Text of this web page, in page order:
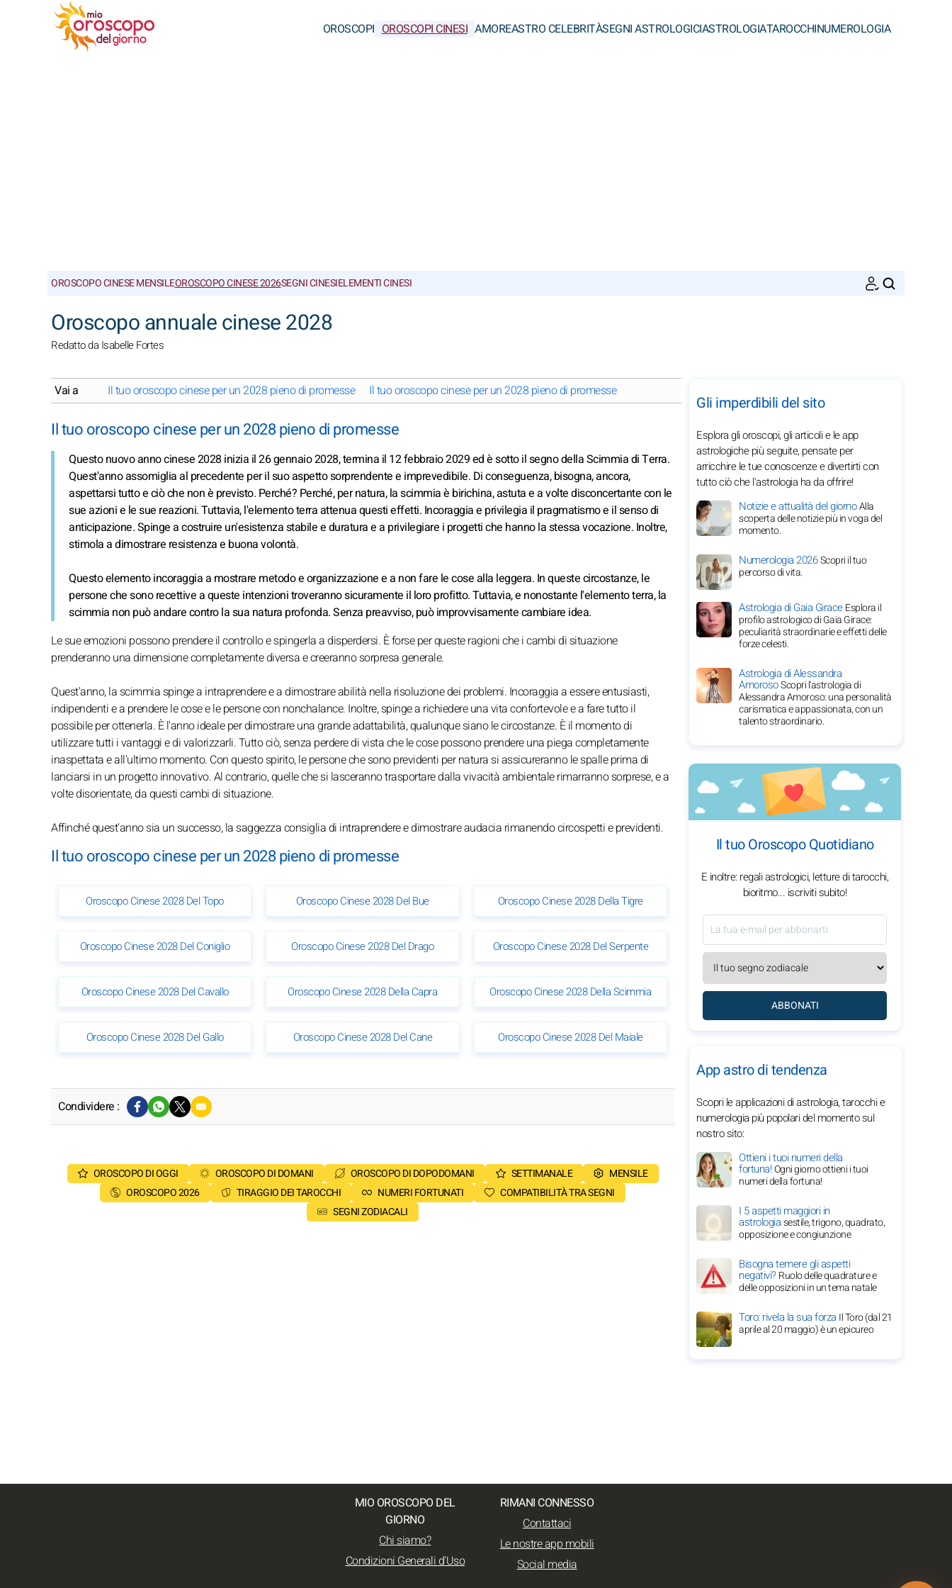
OROSCOPI OROSCOPI CINESI AMOREASTRO CELEBRITÀSEGNI ASTROLOGICIASTROLOGIATAROCCHINUMEROLOGIA
OROSCOPO CINESE MENSILEOROSCOPO CINESE 2026SEGNI CINESIELEMENTI CINESI
Oroscopo annuale cinese 2028
Redatto da Isabelle Fortes
Vai a Il tuo oroscopo cinese per un 2028 pieno di promesse Il tuo oroscopo cinese per un 2028 pieno di promesse
Il tuo oroscopo cinese per un 2028 pieno di promesse
Questo nuovo anno cinese 2028 inizia il 26 gennaio 2028, termina il 12 febbraio 2029 ed è sotto il segno della Scimmia di Terra.
Quest'anno assomiglia al precedente per il suo aspetto sorprendente e imprevedibile. Di conseguenza, bisogna, ancora,
aspettarsi tutto e ciò che non è previsto. Perché? Perché, per natura, la scimmia è birichina, astuta e a volte disconcertante con le
sue azioni e le sue reazioni. Tuttavia, l'elemento terra attenua questi effetti. Incoraggia e privilegia il pragmatismo e il senso di
anticipazione. Spinge a costruire un'esistenza stabile e duratura e a privilegiare i progetti che hanno la stessa vocazione. Inoltre,
stimola a dimostrare resistenza e buona volontà.
Questo elemento incoraggia a mostrare metodo e organizzazione e a non fare le cose alla leggera. In queste circostanze, le
persone che sono recettive a queste intenzioni troveranno sicuramente il loro profitto. Tuttavia, e nonostante l'elemento terra, la
scimmia non può andare contro la sua natura profonda. Senza preavviso, può improvvisamente cambiare idea.
Le sue emozioni possono prendere il controllo e spingerla a disperdersi. È forse per queste ragioni che i cambi di situazione
prenderanno una dimensione completamente diversa e creeranno sorpresa generale.
Quest'anno, la scimmia spinge a intraprendere e a dimostrare abilità nella risoluzione dei problemi. Incoraggia a essere entusiasti,
indipendenti e a prendere le cose e le persone con nonchalance. Inoltre, spinge a richiedere una vita confortevole e a fare tutto il
possibile per ottenerla. È l'anno ideale per dimostrare una grande adattabilità, qualunque siano le circostanze. È il momento di
utilizzare tutti i vantaggi e di valorizzarli. Tutto ciò, senza perdere di vista che le cose possono prendere una piega completamente
inaspettata e all'ultimo momento. Con questo spirito, le persone che sono previdenti per natura si assicureranno le spalle prima di
lanciarsi in un progetto innovativo. Al contrario, quelle che si lasceranno trasportare dalla vivacità ambientale rimarranno sorprese, e a
volte disorientate, da questi cambi di situazione.
Affinché quest'anno sia un successo, la saggezza consiglia di intraprendere e dimostrare audacia rimanendo circospetti e previdenti.
Il tuo oroscopo cinese per un 2028 pieno di promesse
Oroscopo Cinese 2028 Del Topo Oroscopo Cinese 2028 Del Bue Oroscopo Cinese 2028 Della Tigre
Oroscopo Cinese 2028 Del Coniglio Oroscopo Cinese 2028 Del Drago Oroscopo Cinese 2028 Del Serpente
Oroscopo Cinese 2028 Del Cavallo Oroscopo Cinese 2028 Della Capra Oroscopo Cinese 2028 Della Scimmia
Oroscopo Cinese 2028 Del Gallo Oroscopo Cinese 2028 Del Cane Oroscopo Cinese 2028 Del Maiale
Condividere :
OROSCOPO DI OGGI OROSCOPO DI DOMANI OROSCOPO DI DOPODOMANI SETTIMANALE
MENSILE
OROSCOPO 2026
TIRAGGIO DEI TAROCCHI NUMERI FORTUNATI
COMPATIBILITÀ TRA SEGNI
SEGNI ZODIACALI
Gli imperdibili del sito
Esplora gli oroscopi, gli articoli e le app
astrologiche più seguite, pensate per
arricchire le tue conoscenze e divertirti con
tutto ciò che l'astrologia ha da offrire!
Notizie e attualità del giornoAlla
scoperta delle notizie più in voga del
momento.
Numerologia 2026Scopri il tuo
percorso di vita.
Astrologia di Gaia GiraceEsplora il
profilo astrologico di Gaia Girace:
peculiarità straordinarie e effetti delle
forze celesti.
Astrologia di Alessandra
AmorosoScopri l'astrologia di
Alessandra Amoroso: una personalità
carismatica e appassionata, con un
talento straordinario.
Il tuo Oroscopo Quotidiano
E inoltre: regali astrologici, letture di tarocchi,
bioritmo... iscriviti subito!
ABBONATI
App astro di tendenza
Scopri le applicazioni di astrologia, tarocchi e
numerologia più popolari del momento sul
nostro sito:
Ottieni i tuoi numeri della
fortuna!Ogni giorno ottieni i tuoi
numeri della fortuna!
I 5 aspetti maggiori in
astrologiasestile, trigono, quadrato,
opposizione e congiunzione
Bisogna temere gli aspetti
negativi?Ruolo delle quadrature e
delle opposizioni in un tema natale
Toro: rivela la sua forza Il Toro (dal 21
aprile al 20 maggio) è un epicureo
MIO OROSCOPO DEL
GIORNO
Chi siamo?
Condizioni Generali d'Uso
RIMANI CONNESSO
Contattaci
Le nostre app mobili
Social media